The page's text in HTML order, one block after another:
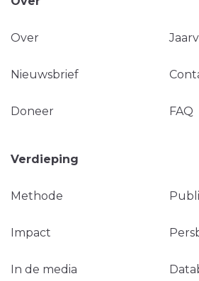
Over
Nieuwsbrief
Doneer FAQ
Verdieping
Methode
Impact
In de media